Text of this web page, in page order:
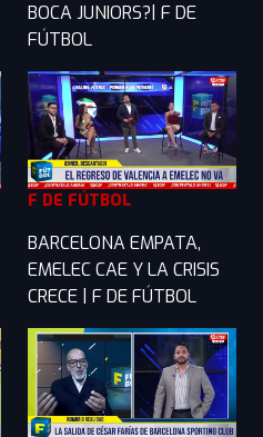
BOCA JUNIORS?| F DE
FÚTBOL
F DE FÚTBOL
BARCELONA EMPATA,
EMELEC CAE Y LA CRISIS
CRECE | F DE FÚTBOL